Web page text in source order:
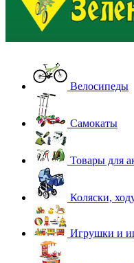
Велосипеды
Самокаты
Товары для
Коляски,
Игрушки и